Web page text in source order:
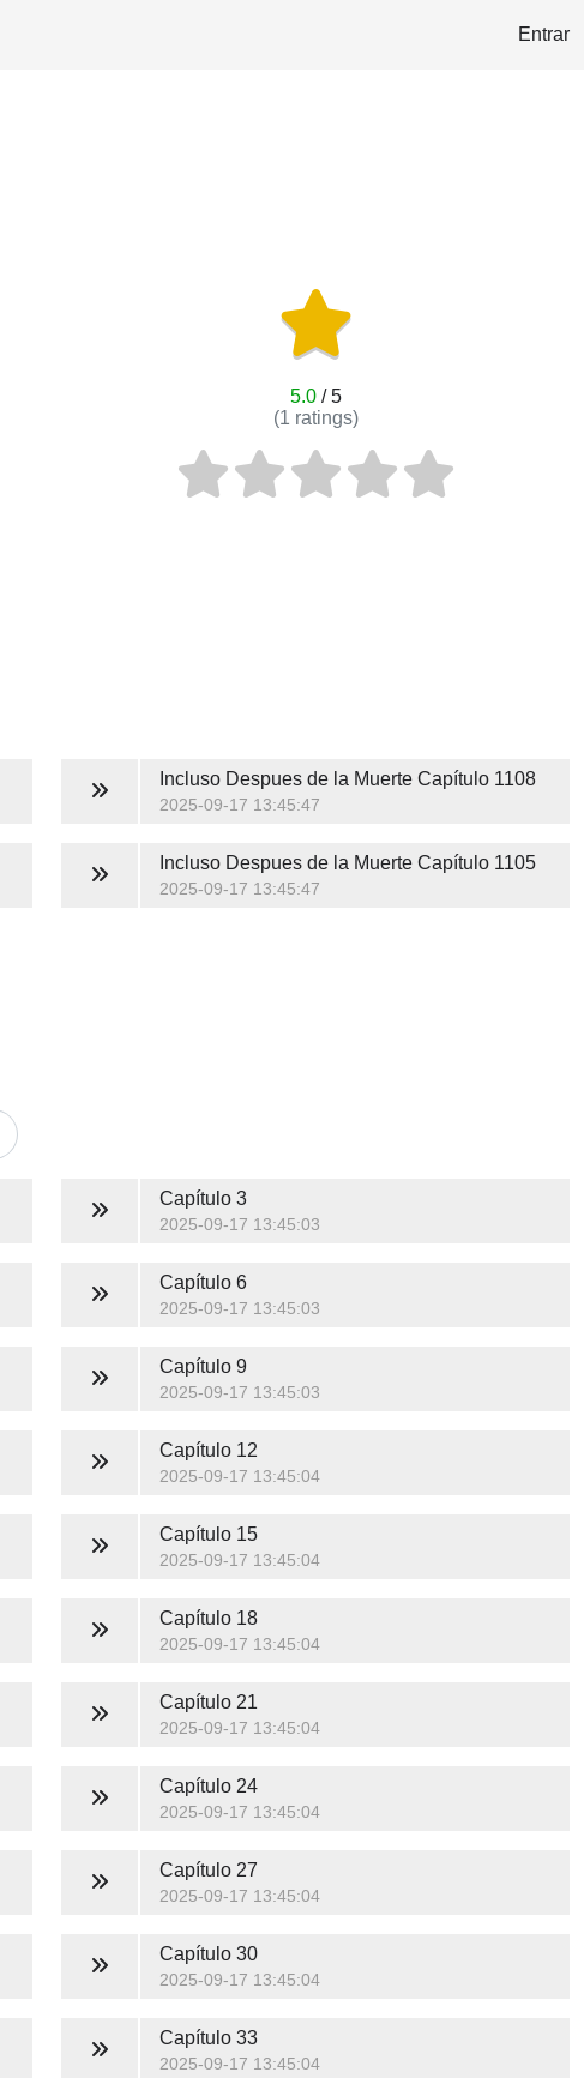
Entrar
5.0/ 5
(1 ratings)
Incluso Despues de la MuerteCapítulo 1108
2025-09-17 13:45:47
Incluso Despues de la MuerteCapítulo 1105
2025-09-17 13:45:47
Capítulo 3
2025-09-17 13:45:03
Capítulo 6
2025-09-17 13:45:03
Capítulo 9
2025-09-17 13:45:03
Capítulo 12
2025-09-17 13:45:04
Capítulo 15
2025-09-17 13:45:04
Capítulo 18
2025-09-17 13:45:04
Capítulo 21
2025-09-17 13:45:04
Capítulo 24
2025-09-17 13:45:04
Capítulo 27
2025-09-17 13:45:04
Capítulo 30
2025-09-17 13:45:04
Capítulo 33
2025-09-17 13:45:04